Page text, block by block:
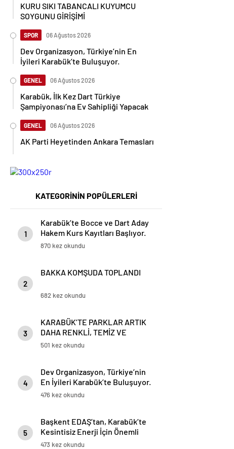
KURU SIKI TABANCALI KUYUMCU
SOYGUNU GİRİŞİMİ
SPOR 06 Ağustos 2026
Dev Organizasyon, Türkiye’nin En
İyileri Karabük’te Buluşuyor.
GENEL 06 Ağustos 2026
Karabük, İlk Kez Dart Türkiye
Şampiyonası’na Ev Sahipliği Yapacak
GENEL 06 Ağustos 2026
AK Parti Heyetinden Ankara Temasları
KATEGORİNİN POPÜLERLERİ
1
Karabük’te Bocce ve Dart Aday
Hakem Kurs Kayıtları Başlıyor.
870 kez okundu
2
BAKKA KOMŞUDA TOPLANDI
682 kez okundu
3
KARABÜK’TE PARKLAR ARTIK
DAHA RENKLİ, TEMİZ VE
GÜVENLİ
501 kez okundu
4
Dev Organizasyon, Türkiye’nin
En İyileri Karabük’te Buluşuyor.
476 kez okundu
5
Başkent EDAŞ’tan, Karabük’te
Kesintisiz Enerji İçin Önemli
Yatırım
473 kez okundu